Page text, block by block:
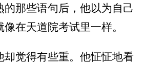
的那些语句后，他以为自己
在天道院考试里一样。
觉得有些重。他怔怔地看